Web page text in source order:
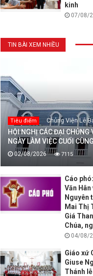
kinh
07/08/
TIN BÀI XEM NHIỀU
Tiêu điểm Chủng Viện Lê
HỘI NGHỊ CÁC ĐẠI
NGÀY LÀM VIỆC CUỐI
02/08/2026 7115
Cáo
Văn
Nguyên
Mai Thị
Giá
Chúa,
04/08/
Giáo xứ
Giuse
Thánh